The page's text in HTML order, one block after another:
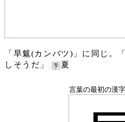
「旱魃(カンバツ)」に同じ。
しそうだ」
夏
言葉の最初の漢字